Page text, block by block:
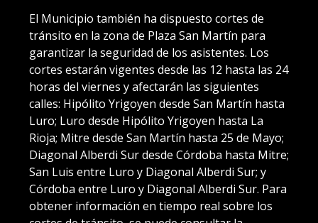
El Municipio también ha dispuesto cortes de
tránsito en la zona de Plaza San Martín para
garantizar la seguridad de los asistentes. Los
cortes estarán vigentes desde las 12 hasta las 24
horas del viernes y afectarán las siguientes
calles: Hipólito Yrigoyen desde San Martín hasta
Luro; Luro desde Hipólito Yrigoyen hasta La
Rioja; Mitre desde San Martín hasta 25 de Mayo;
Diagonal Alberdi Sur desde Córdoba hasta Mitre;
San Luis entre Luro y Diagonal Alberdi Sur; y
Córdoba entre Luro y Diagonal Alberdi Sur. Para
obtener información en tiempo real sobre los